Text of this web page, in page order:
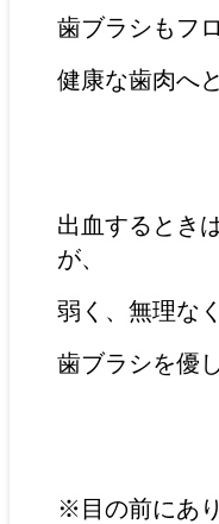
歯ブラシもフ
健康な歯肉へ
出血するとき
が、
弱く、無理なく
歯ブラシを優
※目の前にあ